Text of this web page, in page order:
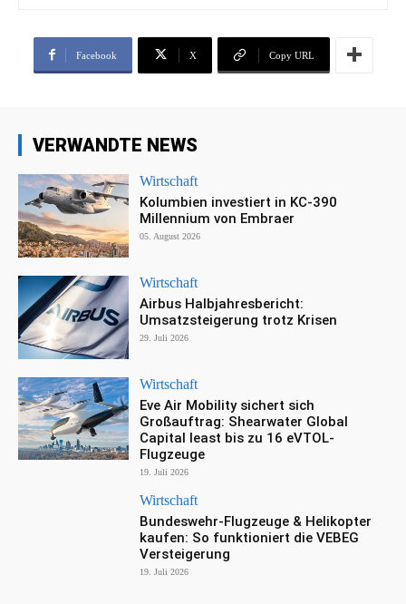
Facebook X Copy URL
VERWANDTE NEWS
Wirtschaft
Kolumbien investiert in KC-390
Millennium von Embraer
05. August 2026
Wirtschaft
Airbus Halbjahresbericht:
Umsatzsteigerung trotz Krisen
29. Juli 2026
Wirtschaft
Eve Air Mobility sichert sich
Großauftrag: Shearwater Global
Capital least bis zu 16 eVTOL-
Flugzeuge
19. Juli 2026
Wirtschaft
Bundeswehr-Flugzeuge & Helikopter
kaufen: So funktioniert die VEBEG
Versteigerung
19. Juli 2026